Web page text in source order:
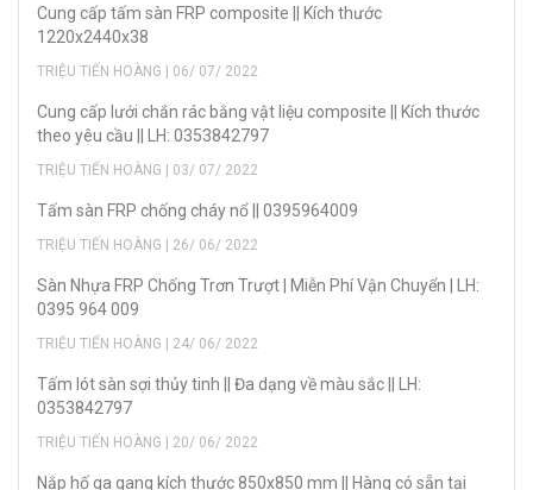
Cung cấp tấm sàn FRP composite || Kích thước
1220x2440x38
TRIỆU TIẾN HOÀNG | 06/ 07/ 2022
Cung cấp lưới chắn rác bằng vật liệu composite || Kích thước
theo yêu cầu || LH: 0353842797
TRIỆU TIẾN HOÀNG | 03/ 07/ 2022
Tấm sàn FRP chống cháy nổ || 0395964009
TRIỆU TIẾN HOÀNG | 26/ 06/ 2022
Sàn Nhựa FRP Chống Trơn Trượt | Miễn Phí Vận Chuyển | LH:
0395 964 009
TRIỆU TIẾN HOÀNG | 24/ 06/ 2022
Tấm lót sàn sợi thủy tinh || Đa dạng về màu sắc || LH:
0353842797
TRIỆU TIẾN HOÀNG | 20/ 06/ 2022
Nắp hố ga gang kích thước 850x850 mm || Hàng có sẵn tại